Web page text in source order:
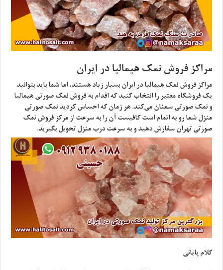
مراکز فروش نمک هیمالیا در ایران
مراکز فروش نمک هیمالیا در ایران بسیار زیاد هستند، اما شما باید بتوانید
یک فروشگاه معتبر را انتخاب کنید که اقدام به فروش نمک صورتی هیمالیا
و نمک صورتی سمنان می‌کند. هر زمان که احساس کردید نمک صورتی
منزل شما رو به اتمام است کافیست آن را به سرعت از مرکز فروش نمک
صورتی تهران سفارش دهید و به سرعت درب منزل تحویل بگیرید.
کلام پایانی